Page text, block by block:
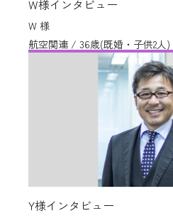
W様インタビュー
W 様
航空関連 / 36歳(既婚・子供2人
Y様インタビュー